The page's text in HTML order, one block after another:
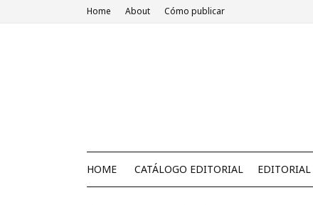
Home About Cómo publicar
HOME CATÁLOGO EDITORIAL EDITORIAL